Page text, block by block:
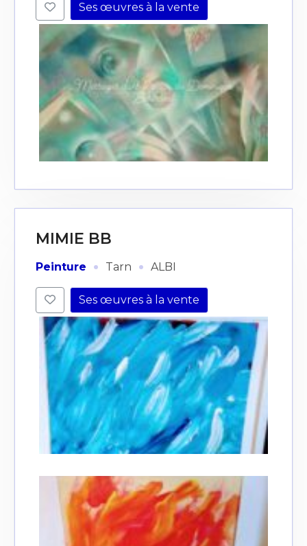
Ses œuvres à la vente
MIMIE BB
Peinture · Tarn · ALBI
Ses œuvres à la vente